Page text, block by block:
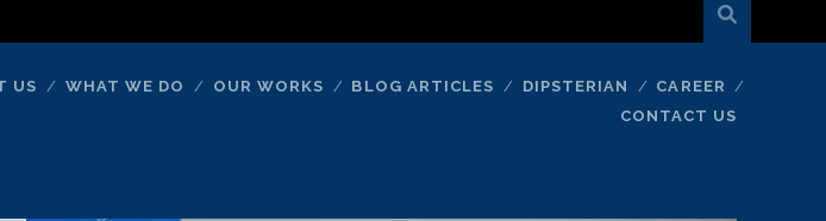
US WHAT WE DO OUR WORKS BLOG ARTICLES DIPSTERIAN
CAREER
CONTACT US